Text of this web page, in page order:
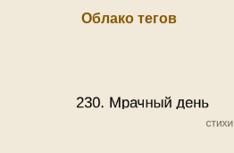
Облако тегов